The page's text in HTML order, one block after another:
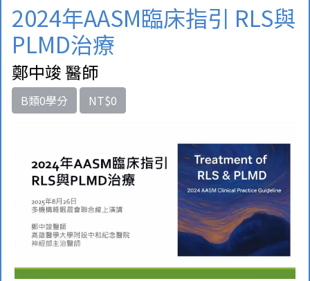
2024年AASM臨床指引 RLS與
PLMD治療
鄭中竣 醫師
B類0學分 NT$0